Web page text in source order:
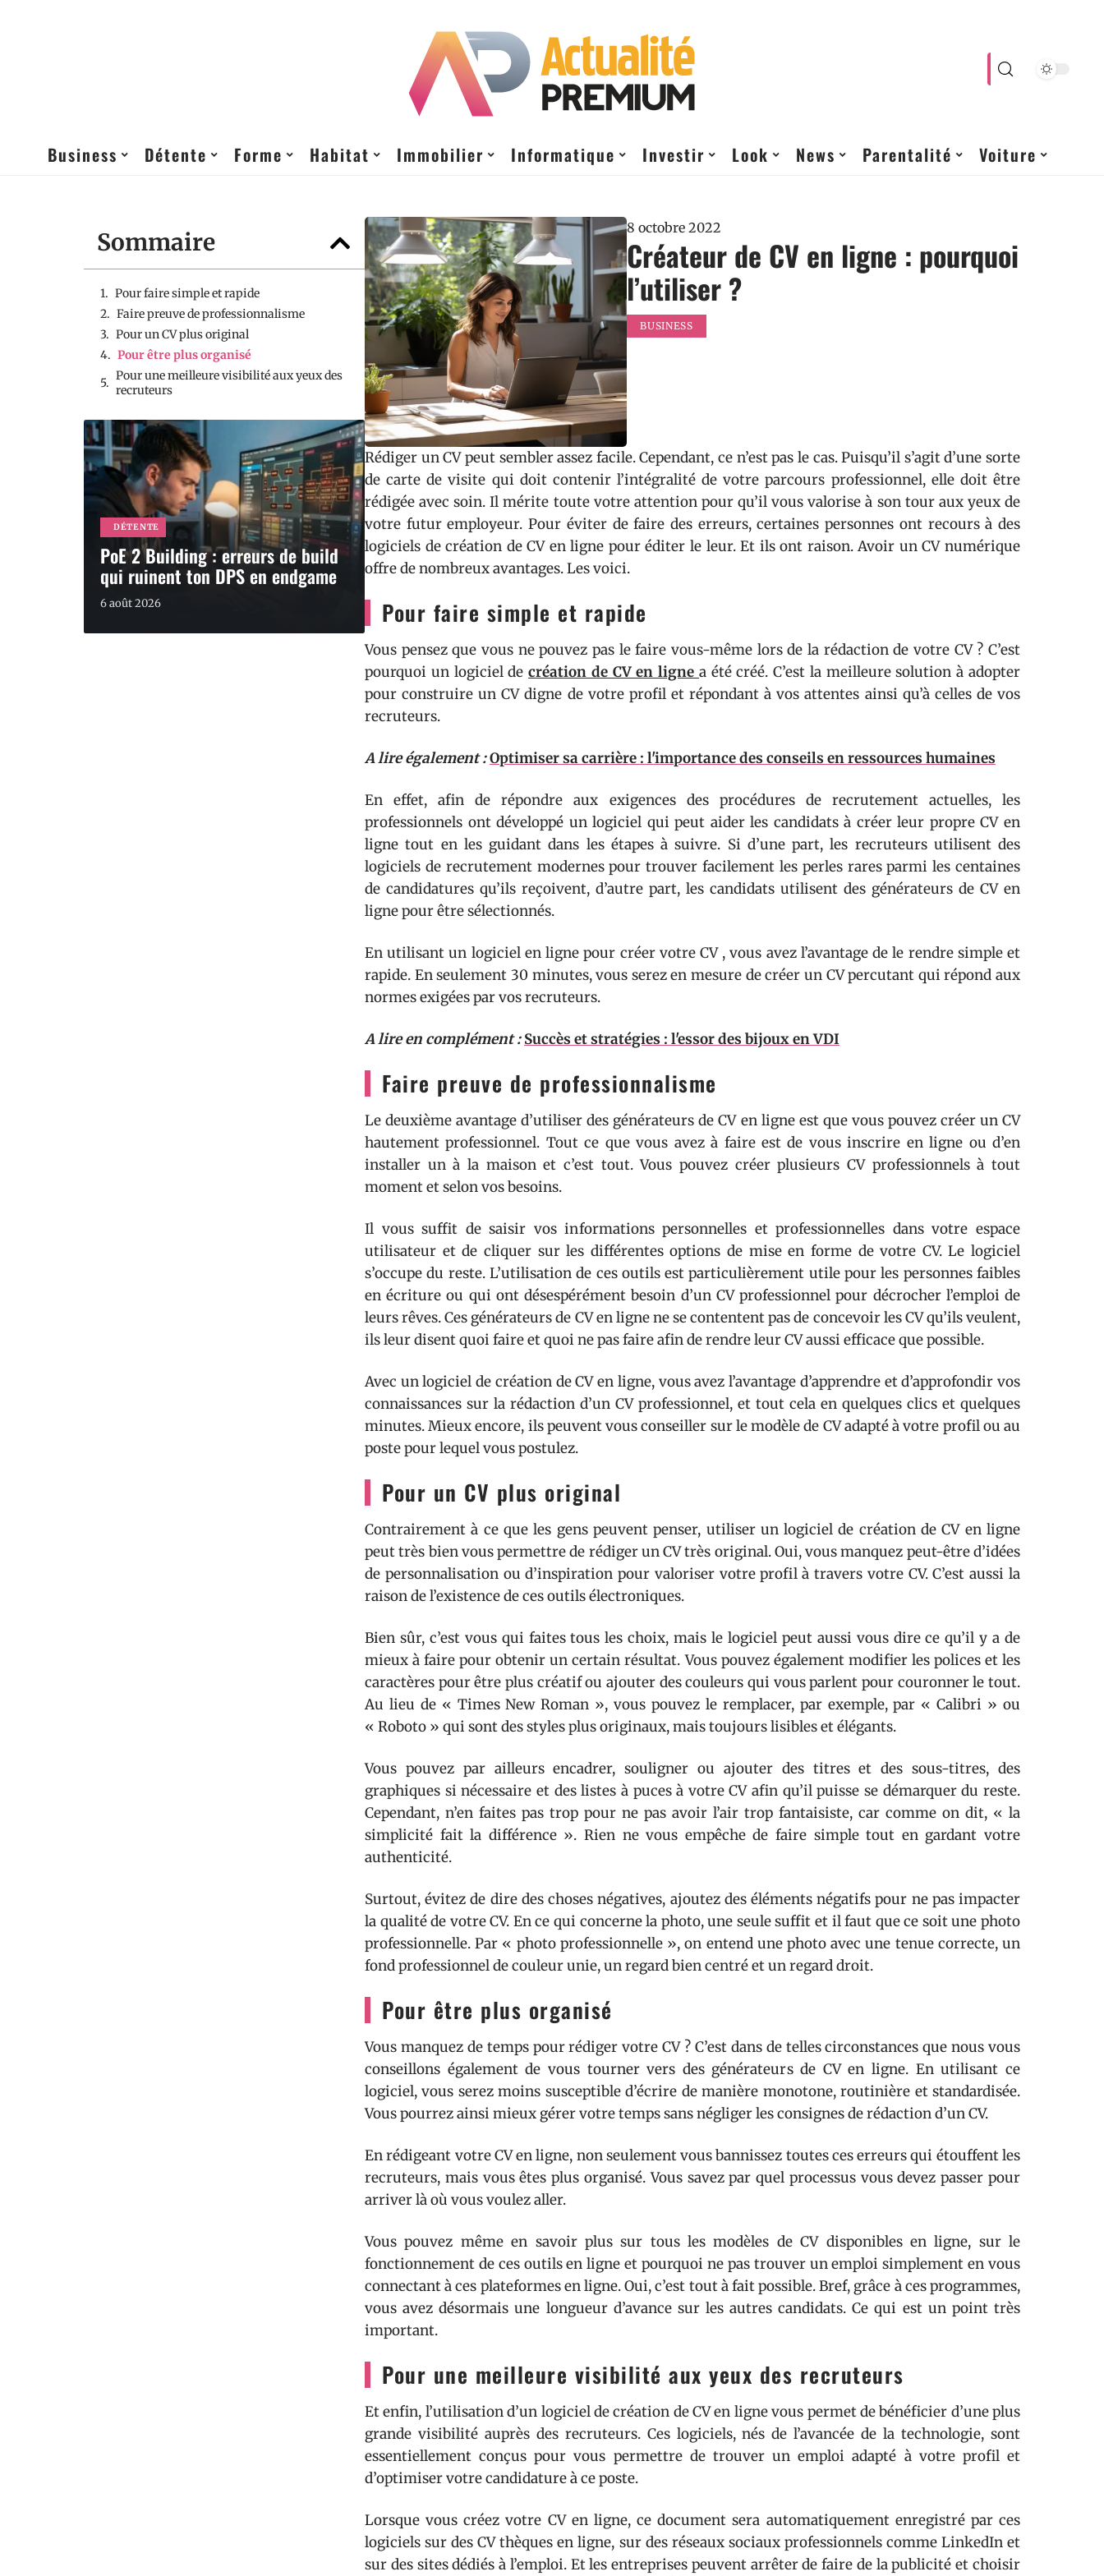
Business Détente Forme Habitat Immobilier Informatique Investir Look News Parentalité Voiture
Sommaire
Pour faire simple et rapide
Faire preuve de professionnalisme
Pour un CV plus original
Pour être plus organisé
Pour une meilleure visibilité aux yeux des
recruteurs
DÉTENTE
PoE 2 Building : erreurs de build
qui ruinent ton DPS en endgame
6 août 2026
8 octobre 2022
Créateur de CV en ligne : pourquoi
l’utiliser ?
BUSINESS
Rédiger un CV peut sembler assez facile. Cependant, ce n’est pas le cas. Puisqu’il s’agit d’une sorte
de carte de visite qui doit contenir l’intégralité de votre parcours professionnel, elle doit être
rédigée avec soin. Il mérite toute votre attention pour qu’il vous valorise à son tour aux yeux de
votre futur employeur. Pour éviter de faire des erreurs, certaines personnes ont recours à des
logiciels de création de CV en ligne pour éditer le leur. Et ils ont raison. Avoir un CV numérique
offre de nombreux avantages. Les voici.
Pour faire simple et rapide
Vous pensez que vous ne pouvez pas le faire vous-même lors de la rédaction de votre CV ? C’est
pourquoi un logiciel decréation de CV en ligne a été créé. C’est la meilleure solution à adopter
pour construire un CV digne de votre profil et répondant à vos attentes ainsi qu’à celles de vos
recruteurs.
A lire également :Optimiser sa carrière : l'importance des conseils en ressources humaines
En effet, afin de répondre aux exigences des procédures de recrutement actuelles, les
professionnels ont développé un logiciel qui peut aider les candidats à créer leur propre CV en
ligne tout en les guidant dans les étapes à suivre. Si d’une part, les recruteurs utilisent des
logiciels de recrutement modernes pour trouver facilement les perles rares parmi les centaines
de candidatures qu’ils reçoivent, d’autre part, les candidats utilisent des générateurs de CV en
ligne pour être sélectionnés.
En utilisant un logiciel en ligne pour créer votre CV , vous avez l’avantage de le rendre simple et
rapide. En seulement 30 minutes, vous serez en mesure de créer un CV percutant qui répond aux
normes exigées par vos recruteurs.
A lire en complément : Succès et stratégies : l'essor des bijoux en VDI
Faire preuve de professionnalisme
Le deuxième avantage d’utiliser des générateurs de CV en ligne est que vous pouvez créer un CV
hautement professionnel. Tout ce que vous avez à faire est de vous inscrire en ligne ou d’en
installer un à la maison et c’est tout. Vous pouvez créer plusieurs CV professionnels à tout
moment et selon vos besoins.
Il vous suffit de saisir vos informations personnelles et professionnelles dans votre espace
utilisateur et de cliquer sur les différentes options de mise en forme de votre CV. Le logiciel
s’occupe du reste. L’utilisation de ces outils est particulièrement utile pour les personnes faibles
en écriture ou qui ont désespérément besoin d’un CV professionnel pour décrocher l’emploi de
leurs rêves. Ces générateurs de CV en ligne ne se contentent pas de concevoir les CV qu’ils veulent,
ils leur disent quoi faire et quoi ne pas faire afin de rendre leur CV aussi efficace que possible.
Avec un logiciel de création de CV en ligne, vous avez l’avantage d’apprendre et d’approfondir vos
connaissances sur la rédaction d’un CV professionnel, et tout cela en quelques clics et quelques
minutes. Mieux encore, ils peuvent vous conseiller sur le modèle de CV adapté à votre profil ou au
poste pour lequel vous postulez.
Pour un CV plus original
Contrairement à ce que les gens peuvent penser, utiliser un logiciel de création de CV en ligne
peut très bien vous permettre de rédiger un CV très original. Oui, vous manquez peut-être d’idées
de personnalisation ou d’inspiration pour valoriser votre profil à travers votre CV. C’est aussi la
raison de l’existence de ces outils électroniques.
Bien sûr, c’est vous qui faites tous les choix, mais le logiciel peut aussi vous dire ce qu’il y a de
mieux à faire pour obtenir un certain résultat. Vous pouvez également modifier les polices et les
caractères pour être plus créatif ou ajouter des couleurs qui vous parlent pour couronner le tout.
Au lieu de « Times New Roman », vous pouvez le remplacer, par exemple, par « Calibri » ou
« Roboto » qui sont des styles plus originaux, mais toujours lisibles et élégants.
Vous pouvez par ailleurs encadrer, souligner ou ajouter des titres et des sous-titres, des
graphiques si nécessaire et des listes à puces à votre CV afin qu’il puisse se démarquer du reste.
Cependant, n’en faites pas trop pour ne pas avoir l’air trop fantaisiste, car comme on dit, « la
simplicité fait la différence ». Rien ne vous empêche de faire simple tout en gardant votre
authenticité.
Surtout, évitez de dire des choses négatives, ajoutez des éléments négatifs pour ne pas impacter
la qualité de votre CV. En ce qui concerne la photo, une seule suffit et il faut que ce soit une photo
professionnelle. Par « photo professionnelle », on entend une photo avec une tenue correcte, un
fond professionnel de couleur unie, un regard bien centré et un regard droit.
Pour être plus organisé
Vous manquez de temps pour rédiger votre CV ? C’est dans de telles circonstances que nous vous
conseillons également de vous tourner vers des générateurs de CV en ligne. En utilisant ce
logiciel, vous serez moins susceptible d’écrire de manière monotone, routinière et standardisée.
Vous pourrez ainsi mieux gérer votre temps sans négliger les consignes de rédaction d’un CV.
En rédigeant votre CV en ligne, non seulement vous bannissez toutes ces erreurs qui étouffent les
recruteurs, mais vous êtes plus organisé. Vous savez par quel processus vous devez passer pour
arriver là où vous voulez aller.
Vous pouvez même en savoir plus sur tous les modèles de CV disponibles en ligne, sur le
fonctionnement de ces outils en ligne et pourquoi ne pas trouver un emploi simplement en vous
connectant à ces plateformes en ligne. Oui, c’est tout à fait possible. Bref, grâce à ces programmes,
vous avez désormais une longueur d’avance sur les autres candidats. Ce qui est un point très
important.
Pour une meilleure visibilité aux yeux des recruteurs
Et enfin, l’utilisation d’un logiciel de création de CV en ligne vous permet de bénéficier d’une plus
grande visibilité auprès des recruteurs. Ces logiciels, nés de l’avancée de la technologie, sont
essentiellement conçus pour vous permettre de trouver un emploi adapté à votre profil et
d’optimiser votre candidature à ce poste.
Lorsque vous créez votre CV en ligne, ce document sera automatiquement enregistré par ces
logiciels sur des CV thèques en ligne, sur des réseaux sociaux professionnels comme LinkedIn et
sur des sites dédiés à l’emploi. Et les entreprises peuvent arrêter de faire de la publicité et choisir